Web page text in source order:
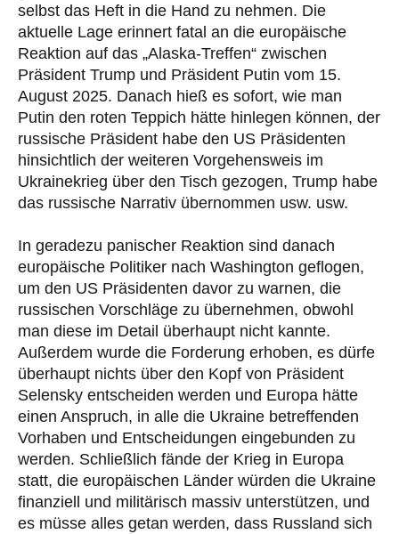
selbst das Heft in die Hand zu nehmen. Die
aktuelle Lage erinnert fatal an die europäische
Reaktion auf das „Alaska-Treffen“ zwischen
Präsident Trump und Präsident Putin vom 15.
August 2025. Danach hieß es sofort, wie man
Putin den roten Teppich hätte hinlegen können, der
russische Präsident habe den US Präsidenten
hinsichtlich der weiteren Vorgehensweis im
Ukrainekrieg über den Tisch gezogen, Trump habe
das russische Narrativ übernommen usw. usw.
In geradezu panischer Reaktion sind danach
europäische Politiker nach Washington geflogen,
um den US Präsidenten davor zu warnen, die
russischen Vorschläge zu übernehmen, obwohl
man diese im Detail überhaupt nicht kannte.
Außerdem wurde die Forderung erhoben, es dürfe
überhaupt nichts über den Kopf von Präsident
Selensky entscheiden werden und Europa hätte
einen Anspruch, in alle die Ukraine betreffenden
Vorhaben und Entscheidungen eingebunden zu
werden. Schließlich fände der Krieg in Europa
statt, die europäischen Länder würden die Ukraine
finanziell und militärisch massiv unterstützen, und
es müsse alles getan werden, dass Russland sich